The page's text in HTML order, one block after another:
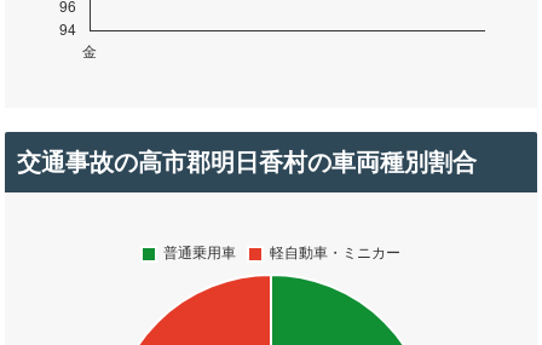
交通事故の高市郡明日香村の車両種別割合